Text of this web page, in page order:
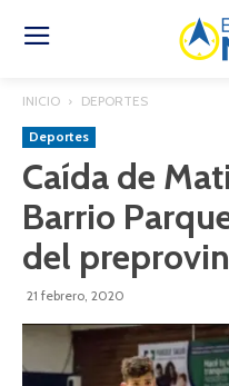
INICIO DEPORTES
Deportes
Caída de
Barrio
del
21 febrero, 2020